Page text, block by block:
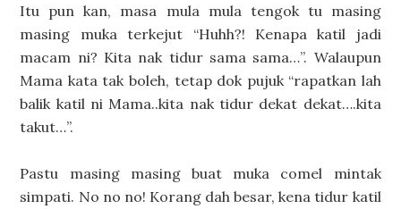
Itu pun kan, masa mula mula tengok tu masing
masing muka terkejut “Huhh?! Kenapa katil jadi
macam ni? Kita nak tidur sama sama…”. Walaupun
Mama kata tak boleh, tetap dok pujuk “rapatkan lah
balik katil ni Mama..kita nak tidur dekat dekat….kita
takut…”.
Pastu masing masing buat muka comel mintak
simpati. No no no! Korang dah besar, kena tidur katil